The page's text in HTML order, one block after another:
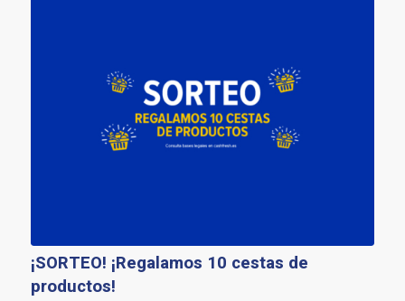
¡SORTEO! ¡Regalamos 10 cestas de
productos!